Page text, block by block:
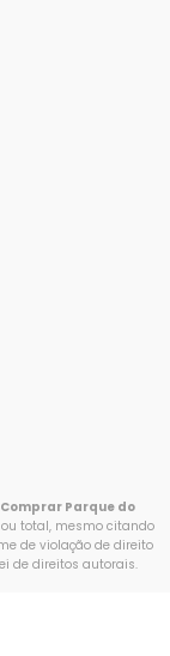
Parque do
total, mesmo citando
de violação de direito
de direitos autorais.